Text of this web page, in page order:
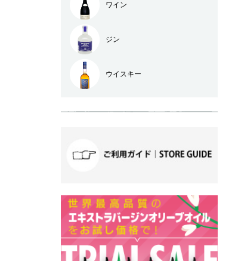
ワイン
ジン
ウイスキー